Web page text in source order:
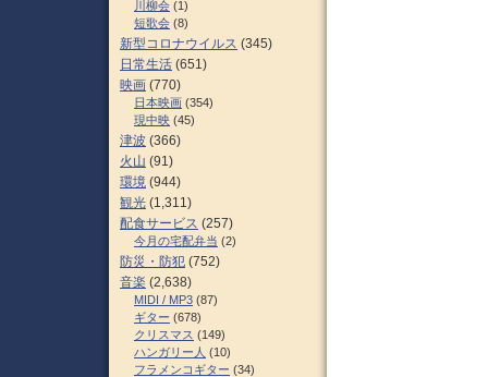
川柳会 (1)
短歌会 (8)
新型コロナウイルス (345)
日常生活 (651)
映画 (770)
日本映画 (354)
現中映 (45)
津波 (366)
火山 (91)
環境 (944)
観光 (1,311)
配食サービス (257)
今月の宅配弁当 (2)
防災・防犯 (752)
音楽 (2,638)
MIDI / MP3 (87)
ギター (678)
クリスマス (149)
ハンガリー人 (10)
フラメンコギター (34)